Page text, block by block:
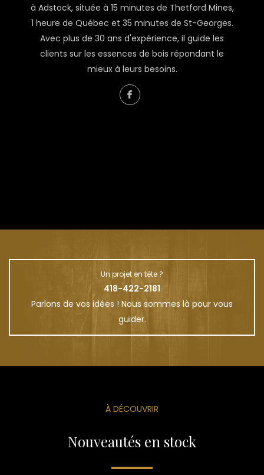
à Adstock, située à 15 minutes de Thetford Mines,
1 heure de Québec et 35 minutes de St-Georges.
Avec plus de 30 ans d'expérience, il guide les
clients sur les essences de bois répondant le
mieux à leurs besoins.
Un projet en tête ?
418-422-2181
Parlons de vos idées ! Nous sommes là pour vous
guider.
À DÉCOUVRIR
Nouveautés en stock